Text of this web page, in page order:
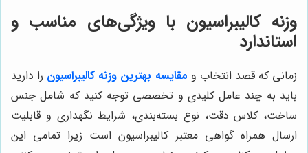
وزنه کالیبراسیون با ویژگی‌های مناسب و
استاندارد
زمانی که قصد انتخاب و مقایسه بهترین وزنه کالیبراسیون را دارید
باید به چند عامل کلیدی و تخصصی توجه کنید که شامل جنس
ساخت، کلاس دقت، نوع بسته‌بندی، شرایط نگهداری و قابلیت
ارسال همراه گواهی معتبر کالیبراسیون است زیرا تمامی این